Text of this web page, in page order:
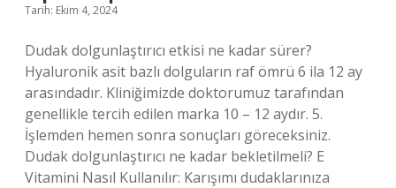
Tarih: Ekim 4, 2024
Dudak dolgunlaştırıcı etkisi ne kadar sürer?
Hyaluronik asit bazlı dolguların raf ömrü 6 ila 12 ay
arasındadır. Kliniğimizde doktorumuz tarafından
genellikle tercih edilen marka 10 – 12 aydır. 5.
İşlemden hemen sonra sonuçları göreceksiniz.
Dudak dolgunlaştırıcı ne kadar bekletilmeli? E
Vitamini Nasıl Kullanılır: Karışımı dudaklarınıza